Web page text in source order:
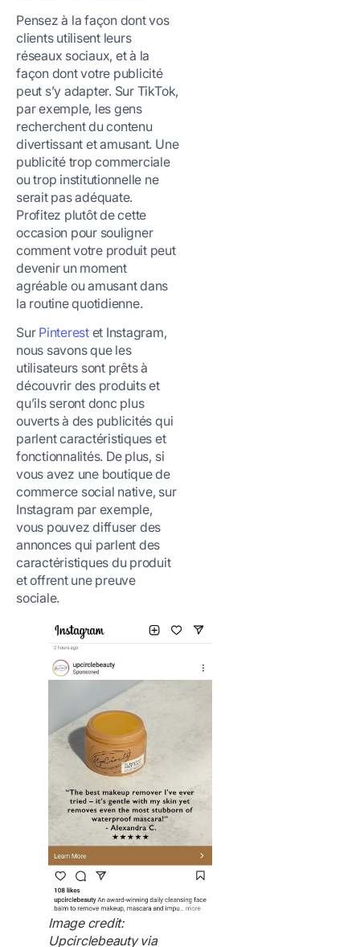
Pensez à la façon dont vos
clients utilisent leurs
réseaux sociaux, et à la
façon dont votre publicité
peut s’y adapter. Sur TikTok,
par exemple, les gens
recherchent du contenu
divertissant et amusant. Une
publicité trop commerciale
ou trop institutionnelle ne
serait pas adéquate.
Profitez plutôt de cette
occasion pour souligner
comment votre produit peut
devenir un moment
agréable ou amusant dans
la routine quotidienne.
Sur Pinterestet Instagram,
nous savons que les
utilisateurs sont prêts à
découvrir des produits et
qu’ils seront donc plus
ouverts à des publicités qui
parlent caractéristiques et
fonctionnalités. De plus, si
vous avez une boutique de
commerce social native, sur
Instagram par exemple,
vous pouvez diffuser des
annonces qui parlent des
caractéristiques du produit
et offrent une preuve
sociale.
Image credit:
Upcirclebeauty via